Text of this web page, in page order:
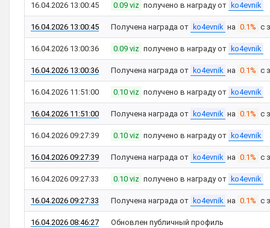
16.04.2026 13:00:45 0.09 viz получено в награду от ko4evnik
16.04.2026 13:00:45 Получена награда от ko4evnik на 0.1% с
16.04.2026 13:00:36 0.09 viz получено в награду от ko4evnik
16.04.2026 13:00:36 Получена награда от ko4evnik на 0.1% с
16.04.2026 11:51:00 0.10 viz получено в награду от ko4evnik
16.04.2026 11:51:00 Получена награда от ko4evnik на 0.1% с
16.04.2026 09:27:39 0.10 viz получено в награду от ko4evnik
16.04.2026 09:27:39 Получена награда от ko4evnik на 0.1% с
16.04.2026 09:27:33 0.10 viz получено в награду от ko4evnik
16.04.2026 09:27:33 Получена награда от ko4evnik на 0.1% с
16.04.2026 08:46:27 Обновлен публичный профиль